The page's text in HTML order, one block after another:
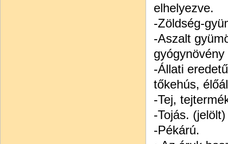
elhelyezve.
-Zöldség-
-Aszalt
-Állati
tőkehús,
-Tej,
-Tojás. (jelölt)
-Pékárú.